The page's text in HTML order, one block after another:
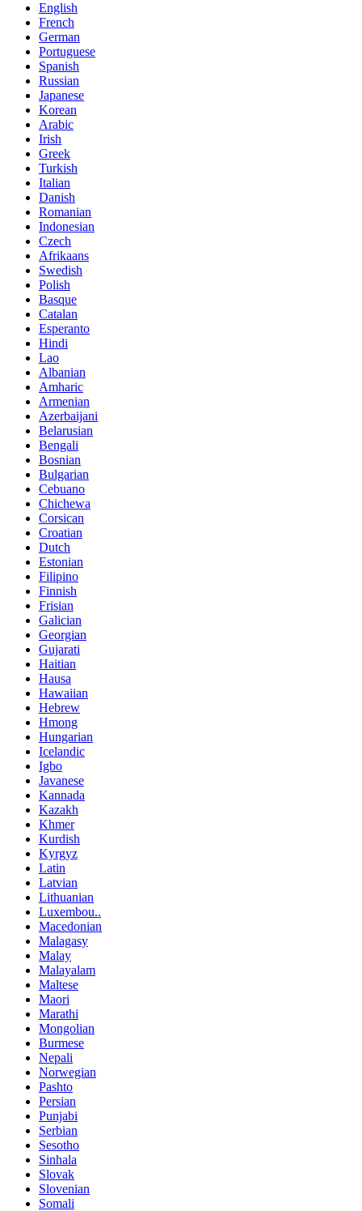
English
French
German
Portuguese
Spanish
Russian
Japanese
Korean
Arabic
Irish
Greek
Turkish
Italian
Danish
Romanian
Indonesian
Czech
Afrikaans
Swedish
Polish
Basque
Catalan
Esperanto
Hindi
Lao
Albanian
Amharic
Armenian
Azerbaijani
Belarusian
Bengali
Bosnian
Bulgarian
Cebuano
Chichewa
Corsican
Croatian
Dutch
Estonian
Filipino
Finnish
Frisian
Galician
Georgian
Gujarati
Haitian
Hausa
Hawaiian
Hebrew
Hmong
Hungarian
Icelandic
Igbo
Javanese
Kannada
Kazakh
Khmer
Kurdish
Kyrgyz
Latin
Latvian
Lithuanian
Luxembou..
Macedonian
Malagasy
Malay
Malayalam
Maltese
Maori
Marathi
Mongolian
Burmese
Nepali
Norwegian
Pashto
Persian
Punjabi
Serbian
Sesotho
Sinhala
Slovak
Slovenian
Somali